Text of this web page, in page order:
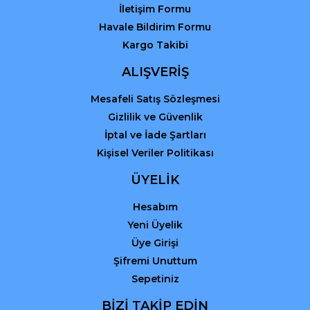
İletişim Formu
Havale Bildirim Formu
Kargo Takibi
ALIŞVERİŞ
Mesafeli Satış Sözleşmesi
Gizlilik ve Güvenlik
İptal ve İade Şartları
Kişisel Veriler Politikası
ÜYELİK
Hesabım
Yeni Üyelik
Üye Girişi
Şifremi Unuttum
Sepetiniz
BİZİ TAKİP EDİN